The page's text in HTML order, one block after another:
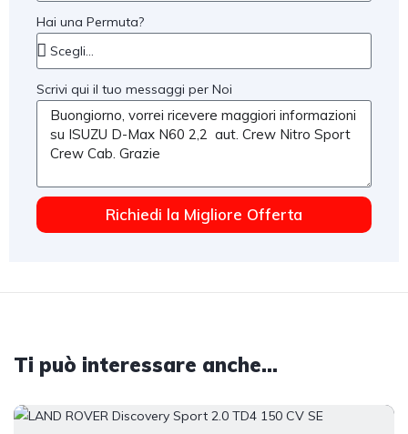
Hai una Permuta?
Scrivi qui il tuo messaggi per Noi
Richiedi la Migliore Offerta
Ti può interessare anche...